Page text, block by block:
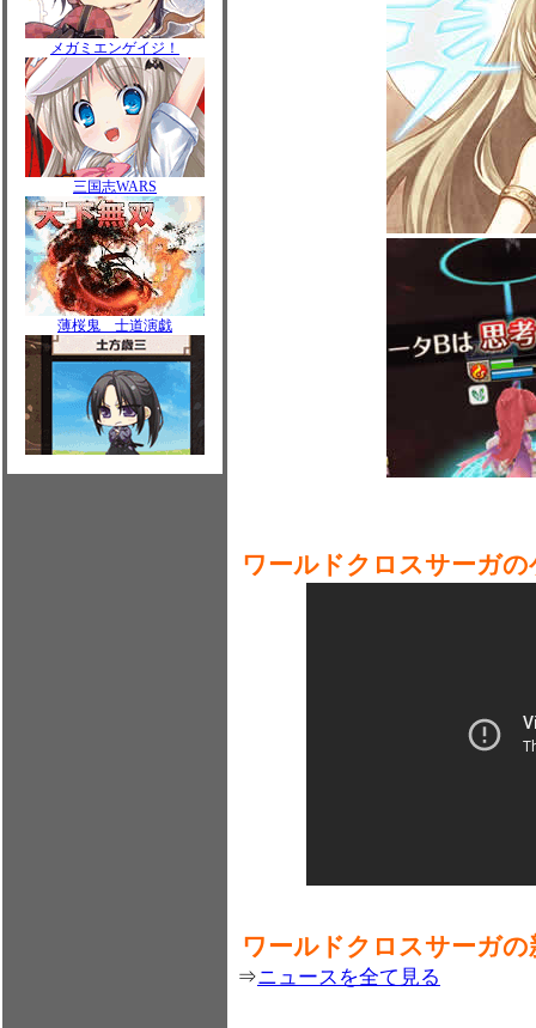
メガミエンゲイジ！
三国志WARS
薄桜鬼 士道演戯
ワールドクロスサーガの
ワールドクロスサーガ
⇒ニュースを全て見る